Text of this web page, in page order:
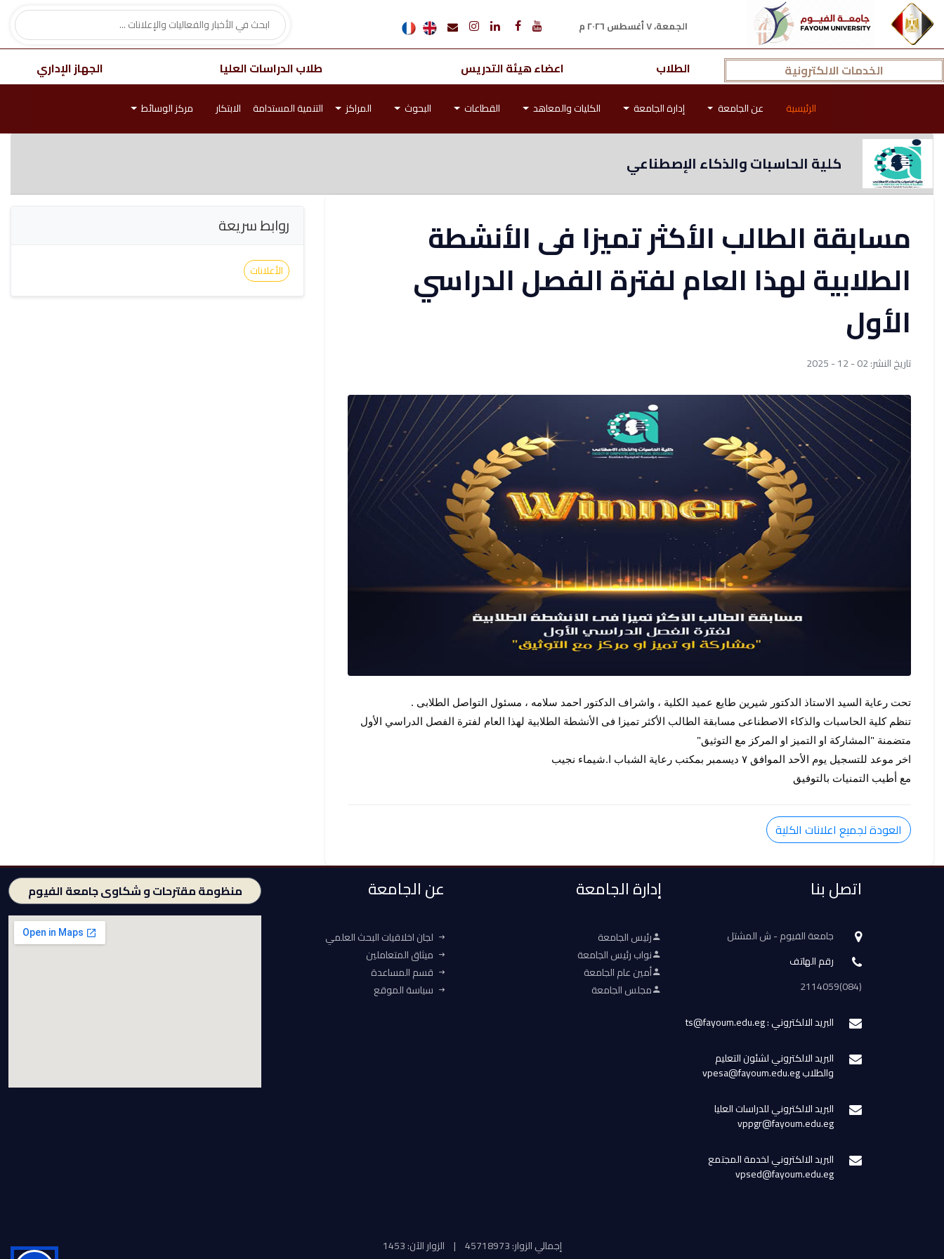
الجمعة، ٧ أغسطس ٢٠٢٦ م
الخدمات الالكترونية الطلاب اعضاء هيئة التدريس طلاب الدراسات العليا الجهاز الإداري
الرئيسية عن الجامعة إدارة الجامعة الكليات والمعاهد القطاعات البحوث المراكز التنمية المستدامة الابتكار مركز الوسائط
كلية الحاسبات والذكاء الإصطناعي
مسابقة الطالب الأكثر تميزا فى الأنشطة
الطلابية لهذا العام لفترة الفصل الدراسي
الأول
تاريخ النشر: 02 - 12 - 2025
تحت رعاية السيد الاستاذ الدكتور شيرين طايع عميد الكلية ، واشراف الدكتور احمد سلامه ، مسئول التواصل الطلابى .
تنظم كلية الحاسبات والذكاء الاصطناعى مسابقة الطالب الأكثر تميزا فى الأنشطة الطلابية لهذا العام لفترة الفصل الدراسي الأول
متضمنة "المشاركة او التميز او المركز مع التوثيق"
اخر موعد للتسجيل يوم الأحد الموافق ٧ ديسمبر بمكتب رعاية الشباب ا.شيماء نجيب
مع أطيب التمنيات بالتوفيق
العودة لجميع اعلانات الكلية
روابط سريعة
الأعلانات
اتصل بنا
جامعة الفيوم - ش المشتل
رقم الهاتف
(084)2114059
البريد الالكتروني : ts@fayoum.edu.eg
البريد الالكتروني لشئون التعليم
والطلاب vpesa@fayoum.edu.eg
البريد الالكتروني للدراسات العليا
vppgr@fayoum.edu.eg
البريد الالكتروني لخدمة المجتمع
vpsed@fayoum.edu.eg
إدارة الجامعة
رئيس الجامعة
نواب رئيس الجامعة
أمين عام الجامعة
مجلس الجامعة
عن الجامعة
لجان اخلاقيات البحث العلمي
ميثاق المتعاملين
قسم المساعدة
سياسة الموقع
منظومة مقترحات و شكاوى جامعة الفيوم
إجمالي الزوار: 45718973 | الزوار الآن: 1453